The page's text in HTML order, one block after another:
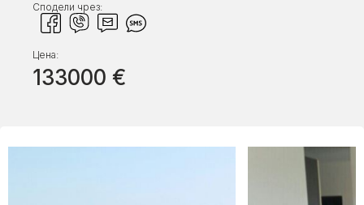
Сподели чрез:
Цена:
133000 €